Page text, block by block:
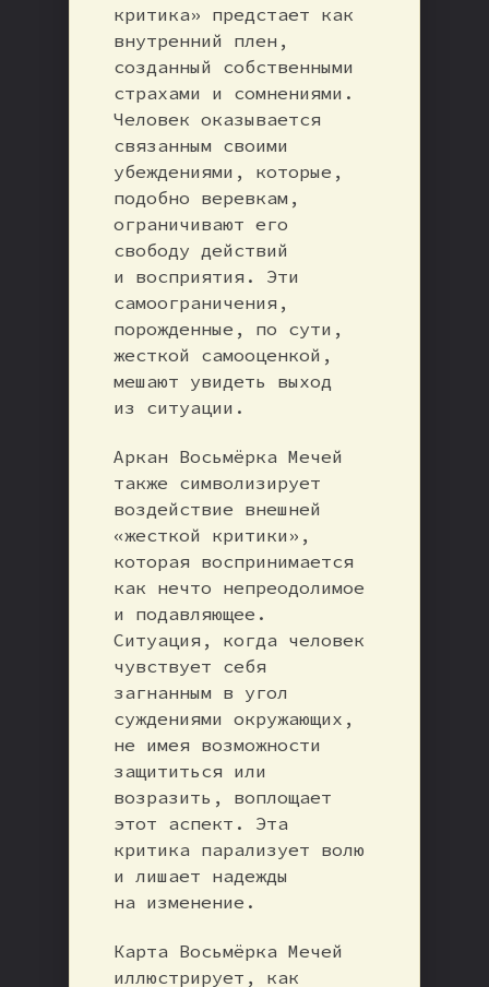
критика» предстает как
внутренний плен,
созданный собственными
страхами и сомнениями.
Человек оказывается
связанным своими
убеждениями, которые,
подобно веревкам,
ограничивают его
свободу действий
и восприятия. Эти
самоограничения,
порожденные, по сути,
жесткой самооценкой,
мешают увидеть выход
из ситуации.
Аркан Восьмёрка Мечей
также символизирует
воздействие внешней
«жесткой критики»,
которая воспринимается
как нечто непреодолимое
и подавляющее.
Ситуация, когда человек
чувствует себя
загнанным в угол
суждениями окружающих,
не имея возможности
защититься или
возразить, воплощает
этот аспект. Эта
критика парализует волю
и лишает надежды
на изменение.
Карта Восьмёрка Мечей
иллюстрирует, как